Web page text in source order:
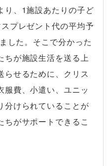
り、1施設あたりの子ど
プレゼント代の平均予
した。そこで分かった
ちが施設生活を送る上
らせるために、クリス
服費、小遣い、ユニッ
分けられていることが
がサポートできるこ